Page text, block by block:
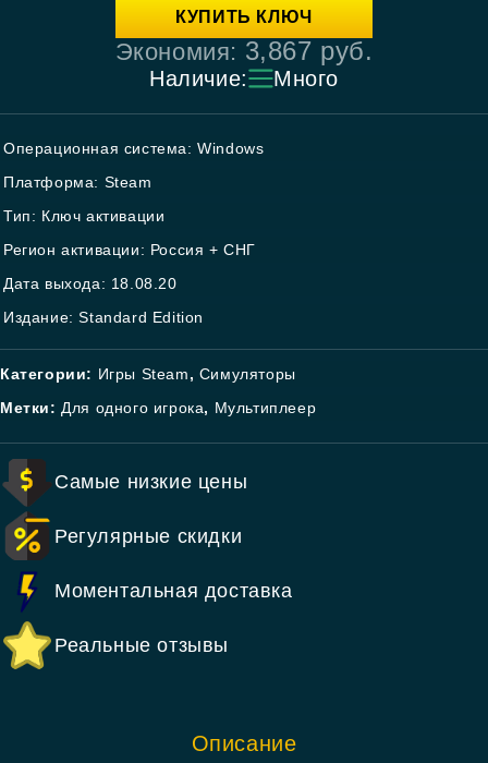
КУПИТЬ КЛЮЧ
Экономия: 3,867 руб.
Наличие: Много
Операционная система: Windows
Платформа: Steam
Тип: Ключ активации
Регион активации: Россия + СНГ
Дата выхода: 18.08.20
Издание: Standard Edition
Категории: Игры Steam, Симуляторы
Метки: Для одного игрока, Мультиплеер
Самые низкие цены
Регулярные скидки
Моментальная доставка
Реальные отзывы
Описание